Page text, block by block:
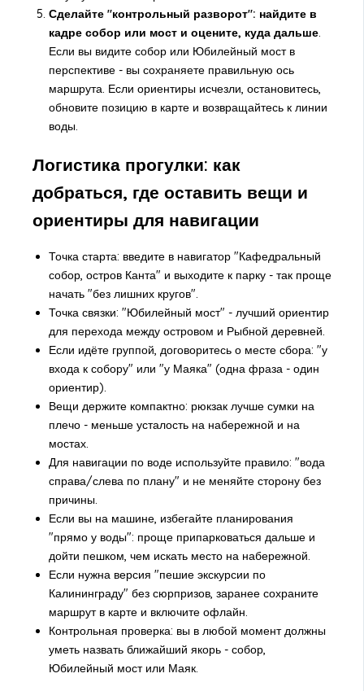
Сделайте "контрольный разворот": найдите в
кадре собор или мост и оцените, куда дальше.
Если вы видите собор или Юбилейный мост в
перспективе - вы сохраняете правильную ось
маршрута. Если ориентиры исчезли, остановитесь,
обновите позицию в карте и возвращайтесь к линии
воды.
Логистика прогулки: как
добраться, где оставить вещи и
ориентиры для навигации
Точка старта: введите в навигатор "Кафедральный
собор, остров Канта" и выходите к парку - так проще
начать "без лишних кругов".
Точка связки: "Юбилейный мост" - лучший ориентир
для перехода между островом и Рыбной деревней.
Если идёте группой, договоритесь о месте сбора: "у
входа к собору" или "у Маяка" (одна фраза - один
ориентир).
Вещи держите компактно: рюкзак лучше сумки на
плечо - меньше усталость на набережной и на
мостах.
Для навигации по воде используйте правило: "вода
справа/слева по плану" и не меняйте сторону без
причины.
Если вы на машине, избегайте планирования
"прямо у воды": проще припарковаться дальше и
дойти пешком, чем искать место на набережной.
Если нужна версия "пешие экскурсии по
Калининграду" без сюрпризов, заранее сохраните
маршрут в карте и включите офлайн.
Контрольная проверка: вы в любой момент должны
уметь назвать ближайший якорь - собор,
Юбилейный мост или Маяк.